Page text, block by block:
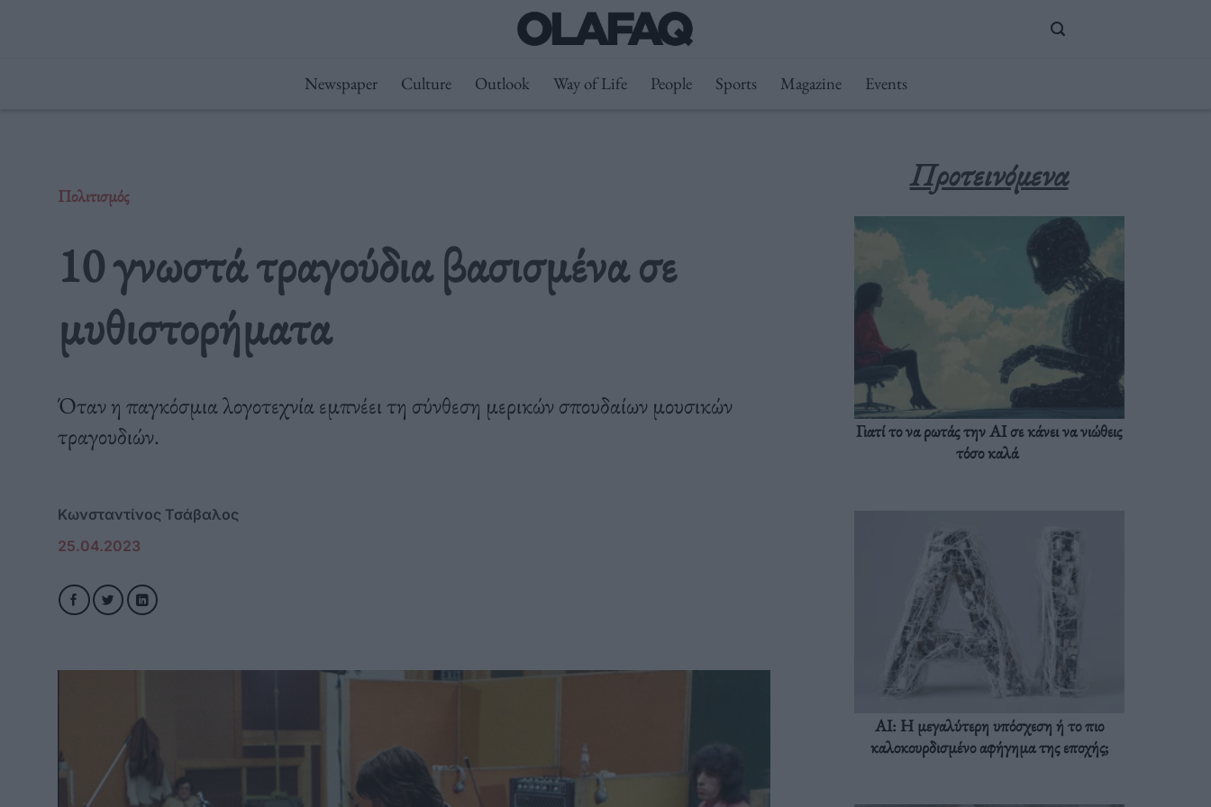
Newspaper Culture Outlook Way of Life People Sports Magazine Events
Πολιτισμός
10 γνωστά τραγούδια βασισμένα σε
μυθιστορήματα
Όταν η παγκόσμια λογοτεχνία εμπνέει τη σύνθεση μερικών σπουδαίων μουσικών
τραγουδιών.
Κωνσταντίνος Τσάβαλος
25.04.2023
Προτεινόμενα
Γιατί το να ρωτάς την AI σε κάνει να νιώθεις
τόσο καλά
AI: Η μεγαλύτερη υπόσχεση ή το πιο
καλοκουρδισμένο αφήγημα της εποχής;